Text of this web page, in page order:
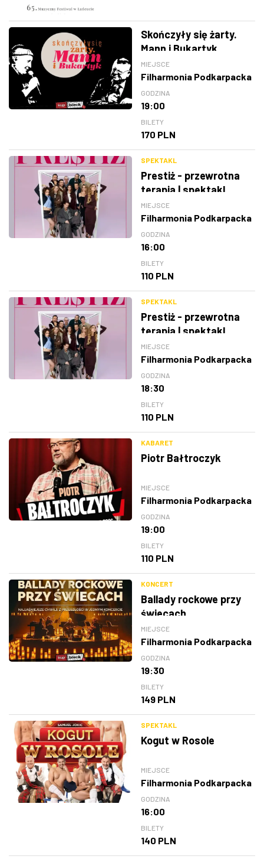
Skończyły się żarty.
Mann i Bukartyk
MIEJSCE
Filharmonia Podkarpacka
GODZINA
19:00
BILETY
170 PLN
SPEKTAKL
Prestiż - przewrotna
terapia | spektakl
MIEJSCE
Filharmonia Podkarpacka
GODZINA
16:00
BILETY
110 PLN
SPEKTAKL
Prestiż - przewrotna
terapia | spektakl
MIEJSCE
Filharmonia Podkarpacka
GODZINA
18:30
BILETY
110 PLN
KABARET
Piotr Bałtroczyk
MIEJSCE
Filharmonia Podkarpacka
GODZINA
19:00
BILETY
110 PLN
KONCERT
Ballady rockowe przy
świecach
MIEJSCE
Filharmonia Podkarpacka
GODZINA
19:30
BILETY
149 PLN
SPEKTAKL
Kogut w Rosole
MIEJSCE
Filharmonia Podkarpacka
GODZINA
16:00
BILETY
140 PLN